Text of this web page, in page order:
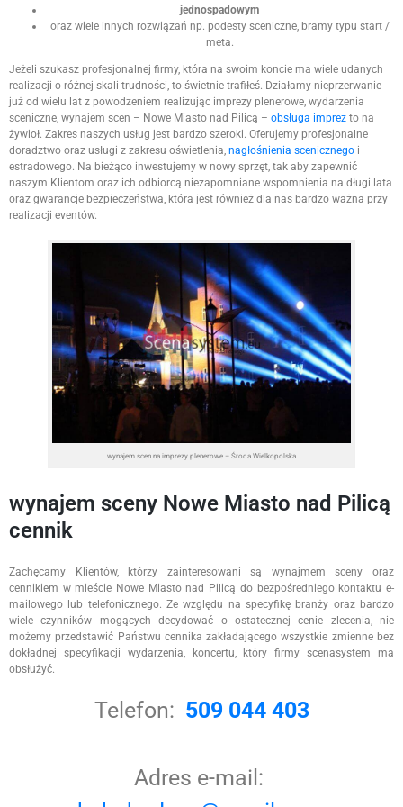
jednospadowym
oraz wiele innych rozwiązań np. podesty sceniczne, bramy typu start /
meta.
Jeżeli szukasz profesjonalnej firmy, która na swoim koncie ma wiele udanych
realizacji o różnej skali trudności, to świetnie trafiłeś. Działamy nieprzerwanie
już od wielu lat z powodzeniem realizując imprezy plenerowe, wydarzenia
sceniczne, wynajem scen – Nowe Miasto nad Pilicą – obsługa imprez to na
żywioł. Zakres naszych usług jest bardzo szeroki. Oferujemy profesjonalne
doradztwo oraz usługi z zakresu oświetlenia, nagłośnienia scenicznego i
estradowego. Na bieżąco inwestujemy w nowy sprzęt, tak aby zapewnić
naszym Klientom oraz ich odbiorcą niezapomniane wspomnienia na długi lata
oraz gwarancje bezpieczeństwa, która jest również dla nas bardzo ważna przy
realizacji eventów.
wynajem scen na imprezy plenerowe – Środa Wielkopolska
wynajem sceny Nowe Miasto nad Pilicą
cennik
Zachęcamy Klientów, którzy zainteresowani są wynajmem sceny oraz
cennikiem w mieście Nowe Miasto nad Pilicą do bezpośredniego kontaktu e-
mailowego lub telefonicznego. Ze względu na specyfikę branży oraz bardzo
wiele czynników mogących decydować o ostatecznej cenie zlecenia, nie
możemy przedstawić Państwu cennika zakładającego wszystkie zmienne bez
dokładnej specyfikacji wydarzenia, koncertu, który firmy scenasystem ma
obsłużyć.
Telefon: 509 044 403
Adres e-mail: